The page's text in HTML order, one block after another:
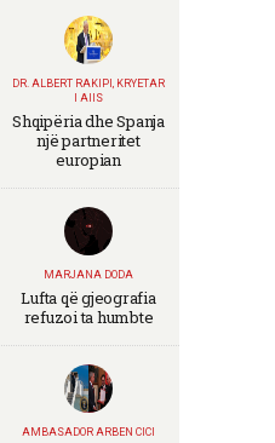
DR. ALBERT RAKIPI, KRYETAR
I AIIS
Shqipëria dhe Spanja
një partneritet
europian
MARJANA DODA
Lufta që gjeografia
refuzoi ta humbte
AMBASADOR ARBEN CICI